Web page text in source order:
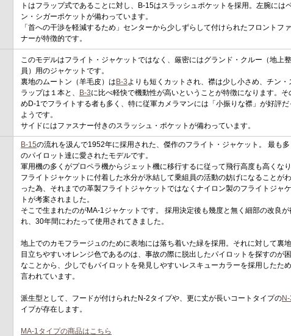
トはフラップ式であることに対し、B-15はスラッシュポケットを採用。左腕には
ン・シガーポケットが備わっています。
「首への干渉を軽減するため」センターから少しずらして付けられたフロントフ
ナーが特徴的です。
このモデルはフライト・ジャケットではなく、厳密にはグランド・クルー（地上
員）用のジャケットです。
裏地のムートン（羊毛皮）はB-3 よりも短くカットされ、襟は少し小さめ、チン・
ラップは１本と、 B-3に比べ軽快で機動性が高いということが特徴になります。そ
めD-1でフライトする者も多く、特に従軍カメラマンには「小振りな襟」が好評だ
ようです。
サイドにはファスナー付きのスラッシュ・ポケットが備わっています。
B-15の流れを汲んで1952年に採用された、傑作のフライト・ジャケット。 最も多
のパイロット達に愛されたモデルです。
軍用機の多くがプロペラ機からジェット機に移行するに従って飛行高度も高くなり
フライトジャケットに付着した水分が氷結して乗組員の活動の妨げになることが
った為、それまでの革製フライトジャケットではなくナイロン製のフライトジャ
トが考案されました。
そこで生まれたのがMA-1ジャケットです。 採用決定後も幾度と無く細部の改良が
れ、30年間にわたって使用されてきました。
地上でのカモフラージュのために表地には落ち着いた緑を採用。それに対して裏
目立ちやすいオレンジ色であるのは、事故の際に脱出したパイロットを探すのが
なことから、少しでもパイロットを発見しやすいレスキューカラーを採用したた
言われています。
派生型として、フードが付けられたN-2タイプや、更に丈が長いコートタイプのN-
イプが存在します。
MA-1タイプの商品はこちら